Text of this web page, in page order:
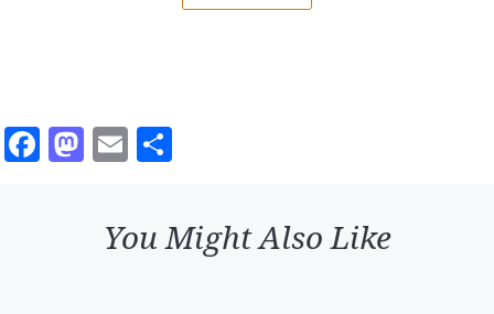
Facebook
Mastodon
Email
You Might Also Like